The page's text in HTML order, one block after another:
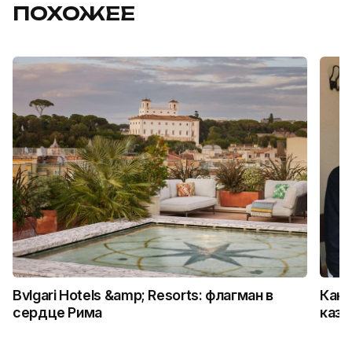
ПОХОЖЕЕ
Bvlgari Hotels &amp; Resorts: флагман в
сердце Рима
Как